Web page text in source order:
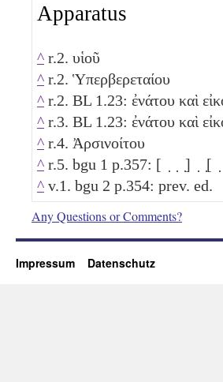
Apparatus
^ r.2. υἱοῦ
^ r.2. Ὑπερβερεταίου
^ r.2. BL 1.23: ἐνάτου καὶ
^ r.3. BL 1.23: ἐνάτου καὶ
^ r.4. Ἀρσινοίτου
^ r.5. bgu 1 p.357: [ ̣ ̣ ̣] ̣ ̣[
^ v.1. bgu 2 p.354: prev. ed.
Any Questions or Comments?
Impressum Datenschutz